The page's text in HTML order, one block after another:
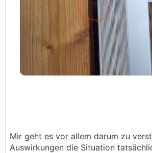
Mir geht es vor allem darum zu
Auswirkungen die Situation